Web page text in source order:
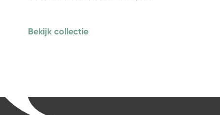
Bekijk collectie